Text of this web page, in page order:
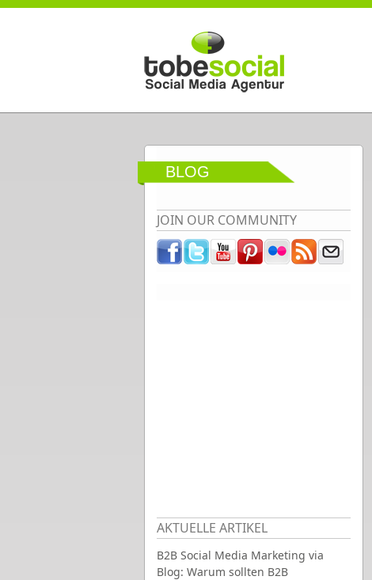
Direkt zum Inhalt
BLOG
JOIN OUR COMMUNITY
AKTUELLE ARTIKEL
B2B Social Media Marketing via
Blog: Warum sollten B2B